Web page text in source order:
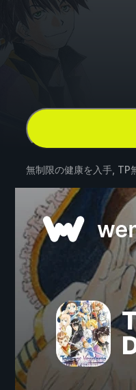
無制限の健康を入手, TP